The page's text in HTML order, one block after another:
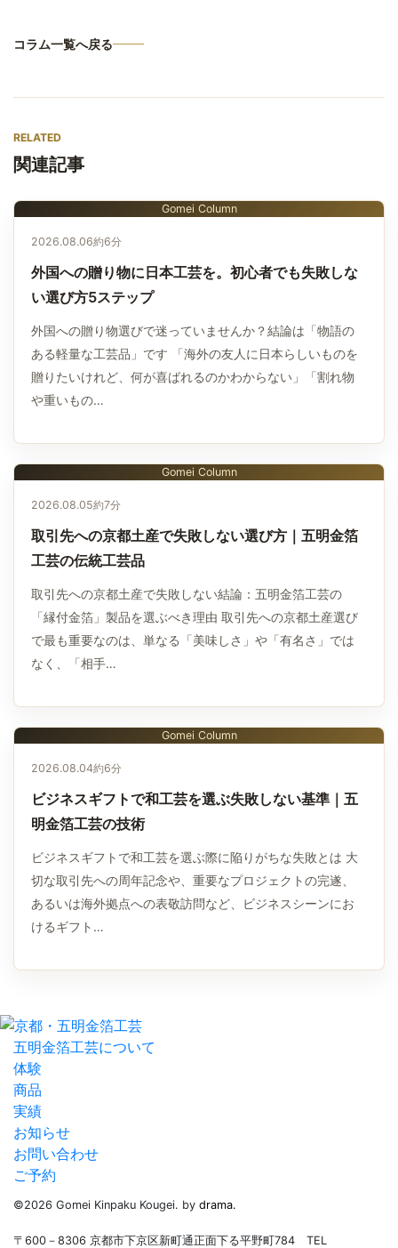
コラム一覧へ戻る
RELATED
関連記事
Gomei Column
2026.08.06約6分
外国への贈り物に日本工芸を。初心者でも失敗しな
い選び方5ステップ
外国への贈り物選びで迷っていませんか？結論は「物語の
ある軽量な工芸品」です 「海外の友人に日本らしいものを
贈りたいけれど、何が喜ばれるのかわからない」「割れ物
や重いもの…
Gomei Column
2026.08.05約7分
取引先への京都土産で失敗しない選び方｜五明金箔
工芸の伝統工芸品
取引先への京都土産で失敗しない結論：五明金箔工芸の
「縁付金箔」製品を選ぶべき理由 取引先への京都土産選び
で最も重要なのは、単なる「美味しさ」や「有名さ」では
なく、「相手…
Gomei Column
2026.08.04約6分
ビジネスギフトで和工芸を選ぶ失敗しない基準｜五
明金箔工芸の技術
ビジネスギフトで和工芸を選ぶ際に陥りがちな失敗とは 大
切な取引先への周年記念や、重要なプロジェクトの完遂、
あるいは海外拠点への表敬訪問など、ビジネスシーンにお
けるギフト…
五明金箔工芸について
体験
商品
実績
お知らせ
お問い合わせ
ご予約
©2026 Gomei Kinpaku Kougei. by drama.
〒600－8306 京都市下京区新町通正面下る平野町784 TEL